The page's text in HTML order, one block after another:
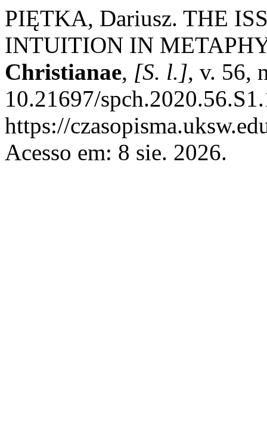
PIĘTKA, Dariusz. THE
INTUITION IN
Christianae, [S. l.], v. 56,
10.21697/
https://
Acesso em: 8 sie. 2026.